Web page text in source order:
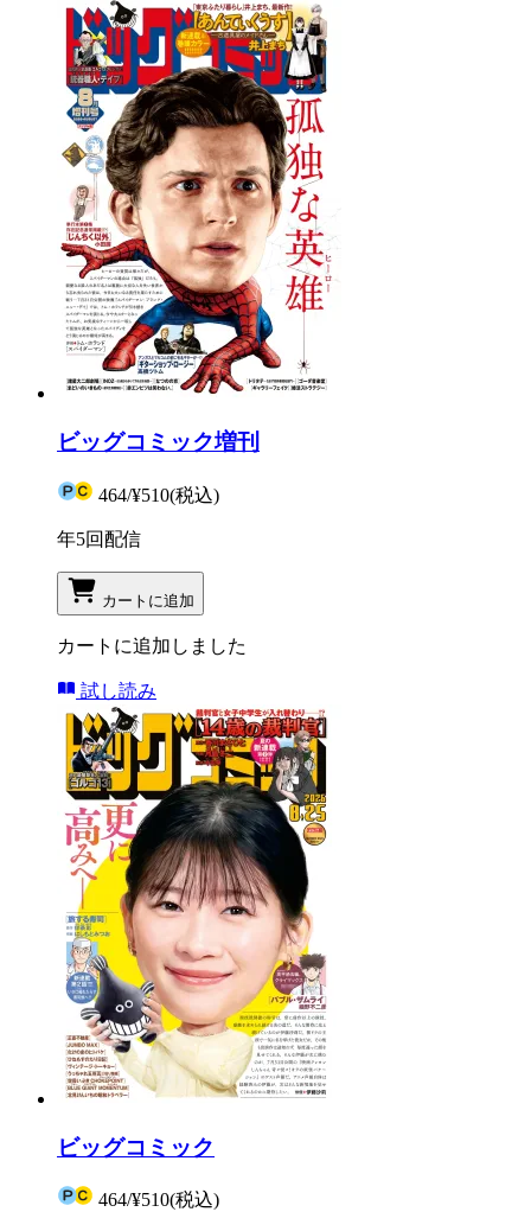
ビッグコミック増刊
464/¥510(税込)
年5回配信
カートに追加
カートに追加しました
試し読み
ビッグコミック
464/¥510(税込)